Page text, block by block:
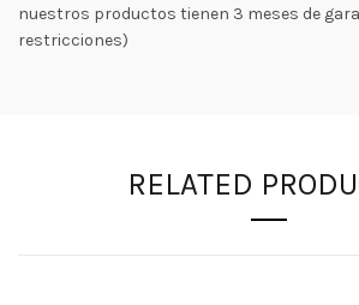
nuestros productos tienen 3 meses de
restricciones)
RELATED